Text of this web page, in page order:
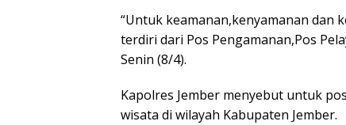
“Untuk keamanan,kenyamanan dan
terdiri dari Pos Pengamanan,Pos
Senin (8/4).
Kapolres Jember menyebut untuk
wisata di wilayah Kabupaten Jember.